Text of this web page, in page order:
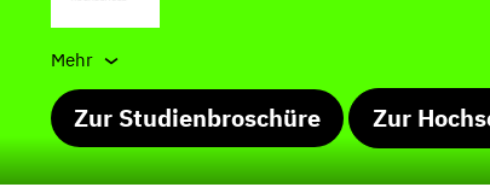
Mehr
Zur Studienbroschüre Zur